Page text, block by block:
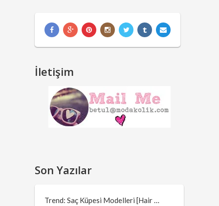
İletişim
Son Yazılar
Trend: Saç Küpesi Modelleri [Hair …